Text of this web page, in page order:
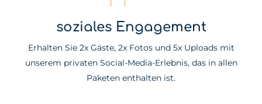
soziales Engagement
Erhalten Sie 2x Gäste, 2x Fotos und 5x Uploads mit
unserem privaten Social-Media-Erlebnis, das in allen
Paketen enthalten ist.